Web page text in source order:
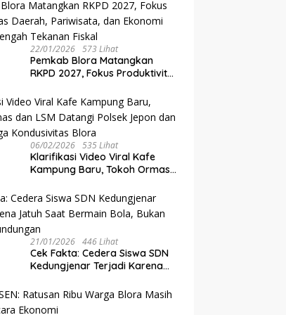
Mangkunegoro X di Pura
Mangkunegaran
22/01/2026 573 Lihat
‎Pemkab Blora Matangkan
RKPD 2027, Fokus Produktivitas
Ekonomi Kreatif di Tengah
Tekanan Fiskal
06/02/2026 535 Lihat
‎Klarifikasi Video Viral Kafe
Kampung Baru, Tokoh Ormas
dan Sepakat Jaga
Kondusivitas Blora
21/01/2026 446 Lihat
Cek Fakta: Cedera Siswa SDN
Kedungjenar Terjadi Karena
Bukan Akibat Perundungan ‎